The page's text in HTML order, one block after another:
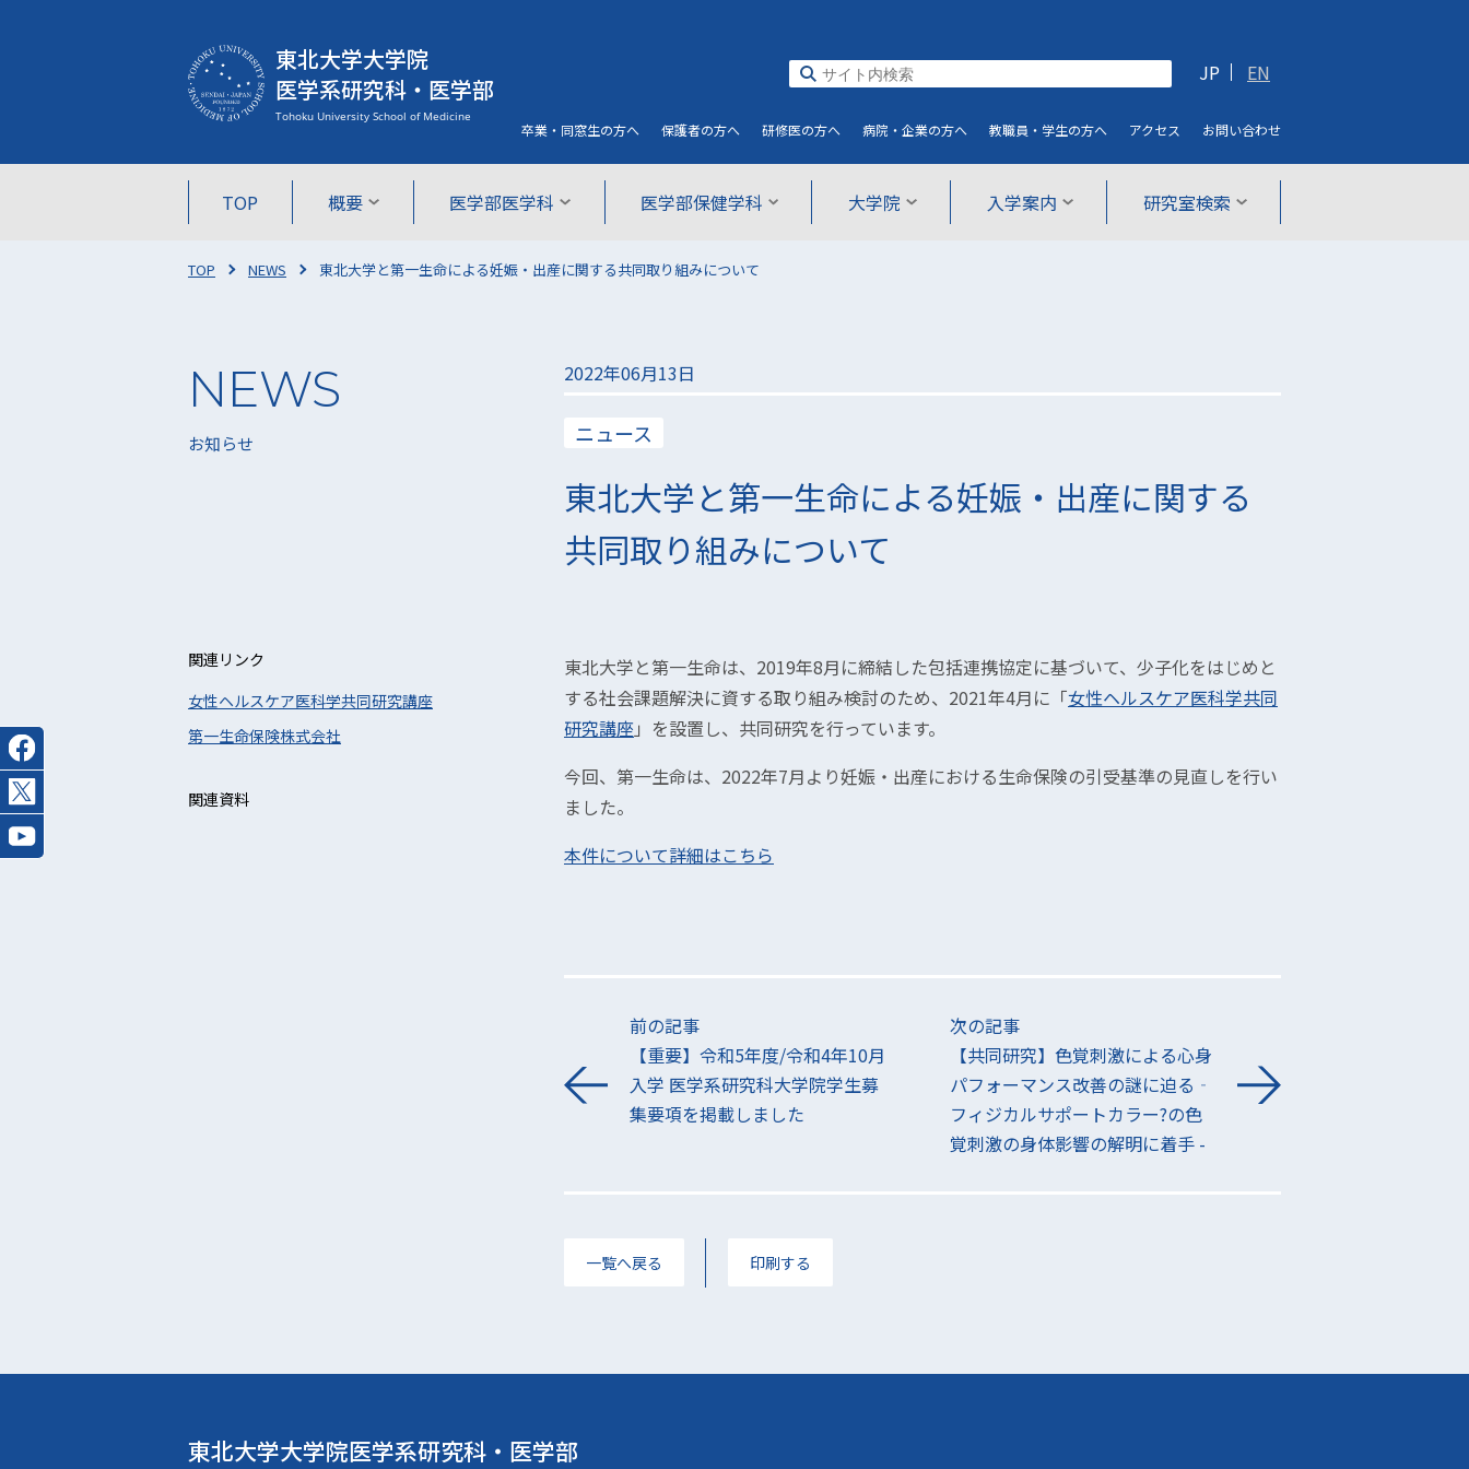
東北大学大学院
医学系研究科・医学部
TOP 概要 医学部医学科 医学部保健学科 大学院 入学案内 研究室検索
JP EN
卒業・同窓生の方へ 保護者の方へ 研修医の方へ 病院・企業の方へ 教職員・学生の方へ アクセス お問い合わせ
TOP NEWS 東北大学と第一生命による妊娠・出産に関する共同取り組みについて
お知らせ
2022年06月13日
ニュース
東北大学と第一生命による妊娠・出産に関する
共同取り組みについて
東北大学と第一生命は、2019年8月に締結した包括連携協定に基づいて、少子化をはじめと
する社会課題解決に資する取り組み検討のため、2021年4月に「女性ヘルスケア医科学共同
研究講座」を設置し、共同研究を行っています。
今回、第一生命は、2022年7月より妊娠・出産における生命保険の引受基準の見直しを行い
ました。
本件について詳細はこちら
関連リンク
女性ヘルスケア医科学共同研究講座
第一生命保険株式会社
関連資料
前の記事
【重要】令和5年度/令和4年10月
入学 医学系研究科大学院学生募
集要項を掲載しました
次の記事
【共同研究】色覚刺激による心身
パフォーマンス改善の謎に迫る‐
フィジカルサポートカラー?の色
覚刺激の身体影響の解明に着手 -
一覧へ戻る 印刷する
東北大学大学院医学系研究科・医学部